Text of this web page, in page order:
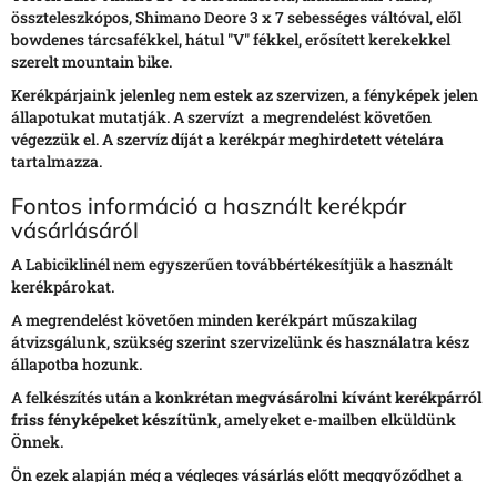
összteleszkópos, Shimano Deore 3 x 7 sebességes váltóval, elől
bowdenes tárcsafékkel, hátul "V" fékkel, erősített kerekekkel
szerelt mountain bike.
Kerékpárjaink jelenleg nem estek az szervizen, a fényképek jelen
állapotukat mutatják. A szervízt a megrendelést követően
végezzük el. A szervíz díját a kerékpár meghirdetett vételára
tartalmazza.
Fontos információ a használt kerékpár
vásárlásáról
A Labiciklinél nem egyszerűen továbbértékesítjük a használt
kerékpárokat.
A megrendelést követően minden kerékpárt műszakilag
átvizsgálunk, szükség szerint szervizelünk és használatra kész
állapotba hozunk.
A felkészítés után akonkrétan megvásárolni kívánt kerékpárról
friss fényképeket készítünk, amelyeket e-mailben elküldünk
Önnek.
Ön ezek alapján még a végleges vásárlás előtt meggyőződhet a